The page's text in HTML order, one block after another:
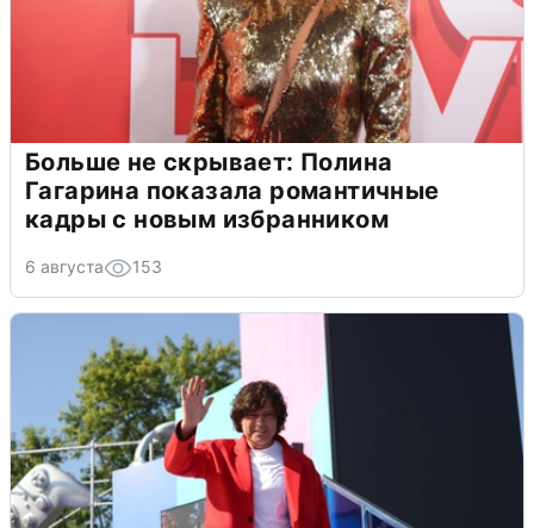
Больше не скрывает: Полина
Гагарина показала романтичные
кадры с новым избранником
6 августа 153